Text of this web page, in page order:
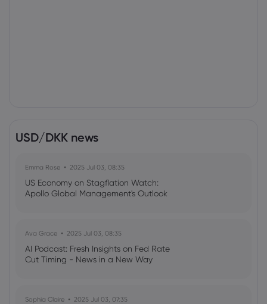
USD/DKK news
Emma Rose 2025 Jul 03, 08:35
US Economy on Stagflation Watch:
Apollo Global Management's Outlook
Ava Grace 2025 Jul 03, 08:35
AI Podcast: Fresh Insights on Fed Rate
Cut Timing - News in a New Way
Sophia Claire 2025 Jul 03, 07:35